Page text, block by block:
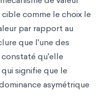
comme le choix le
par rapport au
que l'une des
qu'elle
signifie que le
asymétrique